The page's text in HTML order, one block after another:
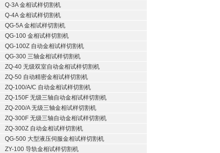
Q-3A 金相试样切割机
Q-4A 金相试样切割机
QG-5A 金相试样切割机
QG-100 金相试样切割机
QG-100Z 自动金相试样切割机
QG-300 三轴金相试样切割机
ZQ-40 无级双室自动金相试样切割机
ZQ-50 自动精密金相试样切割机
ZQ-100/A/C 自动金相试样切割机
ZQ-150F 无级三轴自动金相试样切割机
ZQ-200/A 无级三轴金相试样切割机
ZQ-300F 无级三轴自动金相试样切割机
ZQ-300Z 自动金相试样切割机
QG-500 大型液压伺服金相试样切割机
ZY-100 导轨金相试样切割机